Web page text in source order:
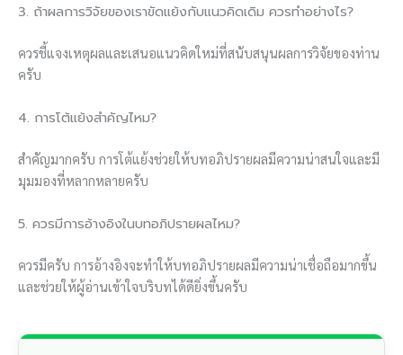
3. ถ้าผลการวิจัยของเราขัดแย้งกับแนวคิดเดิม ควรทำอย่างไร?
ควรชี้แจงเหตุผลและเสนอแนวคิดใหม่ที่สนับสนุนผลการวิจัยของท่าน
ครับ
4. การโต้แย้งสำคัญไหม?
สำคัญมากครับ การโต้แย้งช่วยให้บทอภิปรายผลมีความน่าสนใจและมี
มุมมองที่หลากหลายครับ
5. ควรมีการอ้างอิงในบทอภิปรายผลไหม?
ควรมีครับ การอ้างอิงจะทำให้บทอภิปรายผลมีความน่าเชื่อถือมากขึ้น
และช่วยให้ผู้อ่านเข้าใจบริบทได้ดียิ่งขึ้นครับ